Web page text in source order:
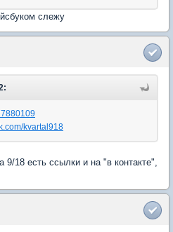
слежу
kvartal918
9/18 есть ссылки и на "в контакте",